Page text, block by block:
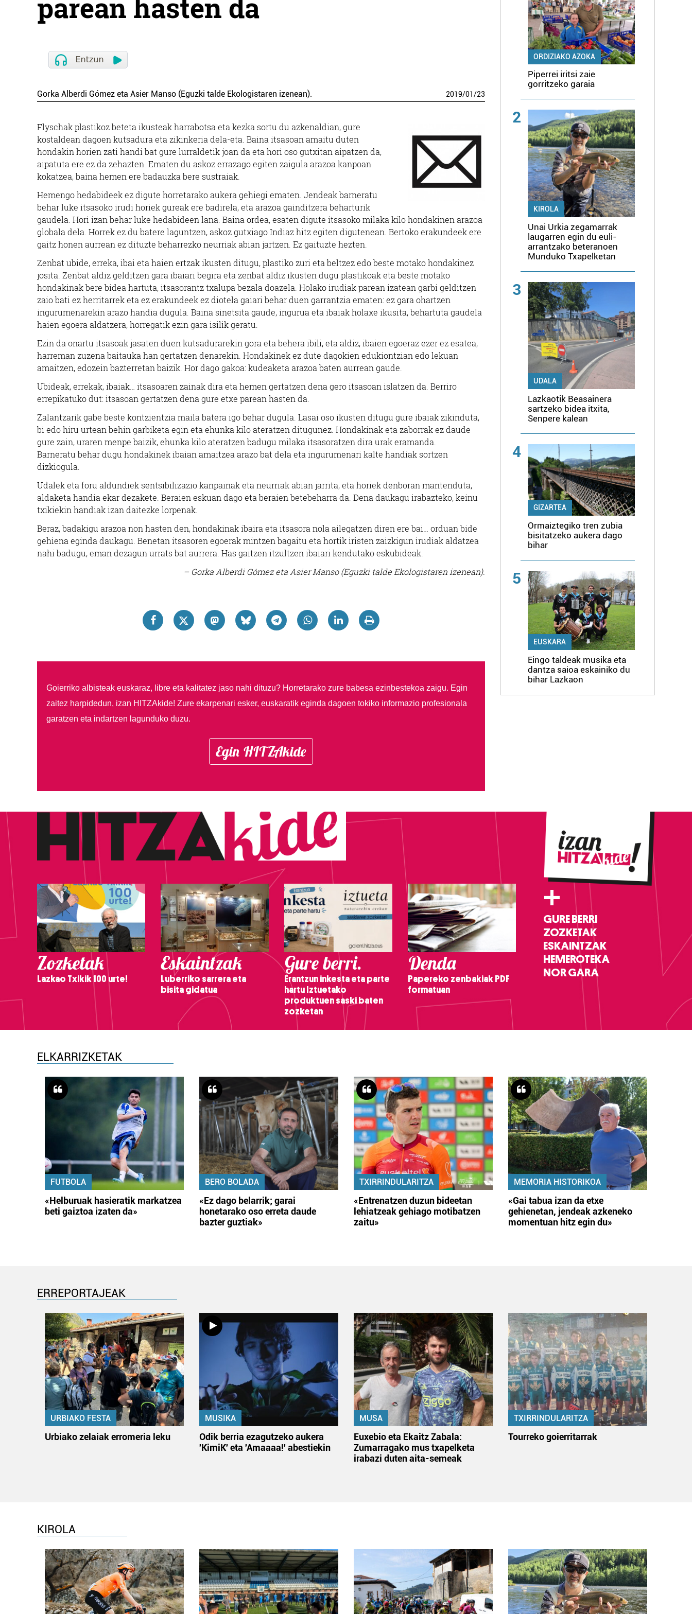
parean hasten da
Gorka Alberdi Gómez eta Asier Manso (Eguzki talde Ekologistaren izenean). 2019/01/23
Flyschak plastikoz beteta ikusteak harrabotsa eta kezka sortu du azkenaldian, gure
kostaldean dagoen kutsadura eta zikinkeria dela-eta. Baina itsasoan amaitu duten
hondakin horien zati handi bat gure lurraldetik joan da eta hori oso gutxitan aipatzen da,
aipatuta ere ez da zehazten. Ematen du askoz errazago egiten zaigula arazoa kanpoan
kokatzea, baina hemen ere badauzka bere sustraiak.
Hemengo hedabideek ez digute horretarako aukera gehiegi ematen. Jendeak barneratu
behar luke itsasoko irudi horiek gureak ere badirela, eta arazoa gainditzera beharturik
gaudela. Hori izan behar luke hedabideen lana. Baina ordea, esaten digute itsasoko milaka kilo hondakinen arazoa
globala dela. Horrek ez du batere laguntzen, askoz gutxiago Indiaz hitz egiten digutenean. Bertoko erakundeek ere
gaitz honen aurrean ez dituzte beharrezko neurriak abian jartzen. Ez gaituzte hezten.
Zenbat ubide, erreka, ibai eta haien ertzak ikusten ditugu, plastiko zuri eta beltzez edo beste motako hondakinez
josita. Zenbat aldiz gelditzen gara ibaiari begira eta zenbat aldiz ikusten dugu plastikoak eta beste motako
hondakinak bere bidea hartuta, itsasorantz txalupa bezala doazela. Holako irudiak parean izatean garbi gelditzen
zaio bati ez herritarrek eta ez erakundeek ez diotela gaiari behar duen garrantzia ematen: ez gara ohartzen
ingurumenarekin arazo handia dugula. Baina sinetsita gaude, ingurua eta ibaiak holaxe ikusita, behartuta gaudela
haien egoera aldatzera, horregatik ezin gara isilik geratu.
Ezin da onartu itsasoak jasaten duen kutsadurarekin gora eta behera ibili, eta aldiz, ibaien egoeraz ezer ez esatea,
harreman zuzena baitauka han gertatzen denarekin. Hondakinek ez dute dagokien edukiontzian edo lekuan
amaitzen, edozein bazterretan baizik. Hor dago gakoa: kudeaketa arazoa baten aurrean gaude.
Ubideak, errekak, ibaiak… itsasoaren zainak dira eta hemen gertatzen dena gero itsasoan islatzen da. Berriro
errepikatuko dut: itsasoan gertatzen dena gure etxe parean hasten da.
Zalantzarik gabe beste kontzientzia maila batera igo behar dugula. Lasai oso ikusten ditugu gure ibaiak zikinduta,
bi edo hiru urtean behin garbiketa egin eta ehunka kilo ateratzen ditugunez. Hondakinak eta zaborrak ez daude
gure zain, uraren menpe baizik, ehunka kilo ateratzen badugu milaka itsasoratzen dira urak eramanda.
Barneratu behar dugu hondakinek ibaian amaitzea arazo bat dela eta ingurumenari kalte handiak sortzen
dizkiogula.
Udalek eta foru aldundiek sentsibilizazio kanpainak eta neurriak abian jarrita, eta horiek denboran mantenduta,
aldaketa handia ekar dezakete. Beraien eskuan dago eta beraien betebeharra da. Dena daukagu irabazteko, keinu
txikiekin handiak izan daitezke lorpenak.
Beraz, badakigu arazoa non hasten den, hondakinak ibaira eta itsasora nola ailegatzen diren ere bai… orduan bide
gehiena eginda daukagu. Benetan itsasoren egoerak mintzen bagaitu eta hortik iristen zaizkigun irudiak aldatzea
nahi badugu, eman dezagun urrats bat aurrera. Has gaitzen itzultzen ibaiari kendutako eskubideak.
– Gorka Alberdi Gómez eta Asier Manso (Eguzki talde Ekologistaren izenean).
Goierriko albisteak euskaraz, libre eta kalitatez jaso nahi dituzu? Horretarako zure babesa ezinbestekoa zaigu. Egin
zaitez harpidedun, izan HITZAkide! Zure ekarpenari esker, euskaratik eginda dagoen tokiko informazio profesionala
garatzen eta indartzen lagunduko duzu.
Egin HITZAkide
ORDIZIAKO AZOKA
Piperrei iritsi zaie
gorritzeko garaia
2
KIROLA
Unai Urkia zegamarrak
laugarren egin du euli-
arrantzako beteranoen
Munduko Txapelketan
3
UDALA
Lazkaotik Beasainera
sartzeko bidea itxita,
Senpere kalean
4
GIZARTEA
Ormaiztegiko tren zubia
bisitatzeko aukera dago
bihar
5
EUSKARA
Eingo taldeak musika eta
dantza saioa eskainiko du
bihar Lazkaon
Zozketak
Lazkao Txikik 100 urte!
Eskaintzak
Luberriko sarrera eta
bisita gidatua
Gure berri.
Erantzun inkesta eta parte
hartu Iztuetako
produktuen saski baten
zozketan
Denda
Papereko zenbakiak PDF
formatuan
+
GURE BERRI
ZOZKETAK
ESKAINTZAK
HEMEROTEKA
NOR GARA
ELKARRIZKETAK
FUTBOLA
«Helburuak hasieratik markatzea
beti gaiztoa izaten da»
BERO BOLADA
«Ez dago belarrik; garai
honetarako oso erreta daude
bazter guztiak»
TXIRRINDULARITZA
«Entrenatzen duzun bideetan
lehiatzeak gehiago motibatzen
zaitu»
MEMORIA HISTORIKOA
«Gai tabua izan da etxe
gehienetan, jendeak azkeneko
momentuan hitz egin du»
ERREPORTAJEAK
URBIAKO FESTA
Urbiako zelaiak erromeria leku
MUSIKA
Odik berria ezagutzeko aukera
'KimiK' eta 'Amaaaa!' abestiekin
MUSA
Euxebio eta Ekaitz Zabala:
Zumarragako mus txapelketa
irabazi duten aita-semeak
TXIRRINDULARITZA
Tourreko goierritarrak
KIROLA